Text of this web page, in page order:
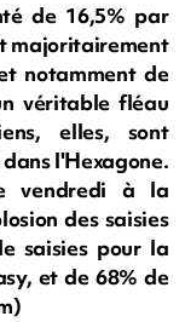
de 16,5% par
majoritairement
notamment de
véritable fléau
elles, sont
l'Hexagone.
vendredi à la
des saisies
saisies pour la
et de 68% de